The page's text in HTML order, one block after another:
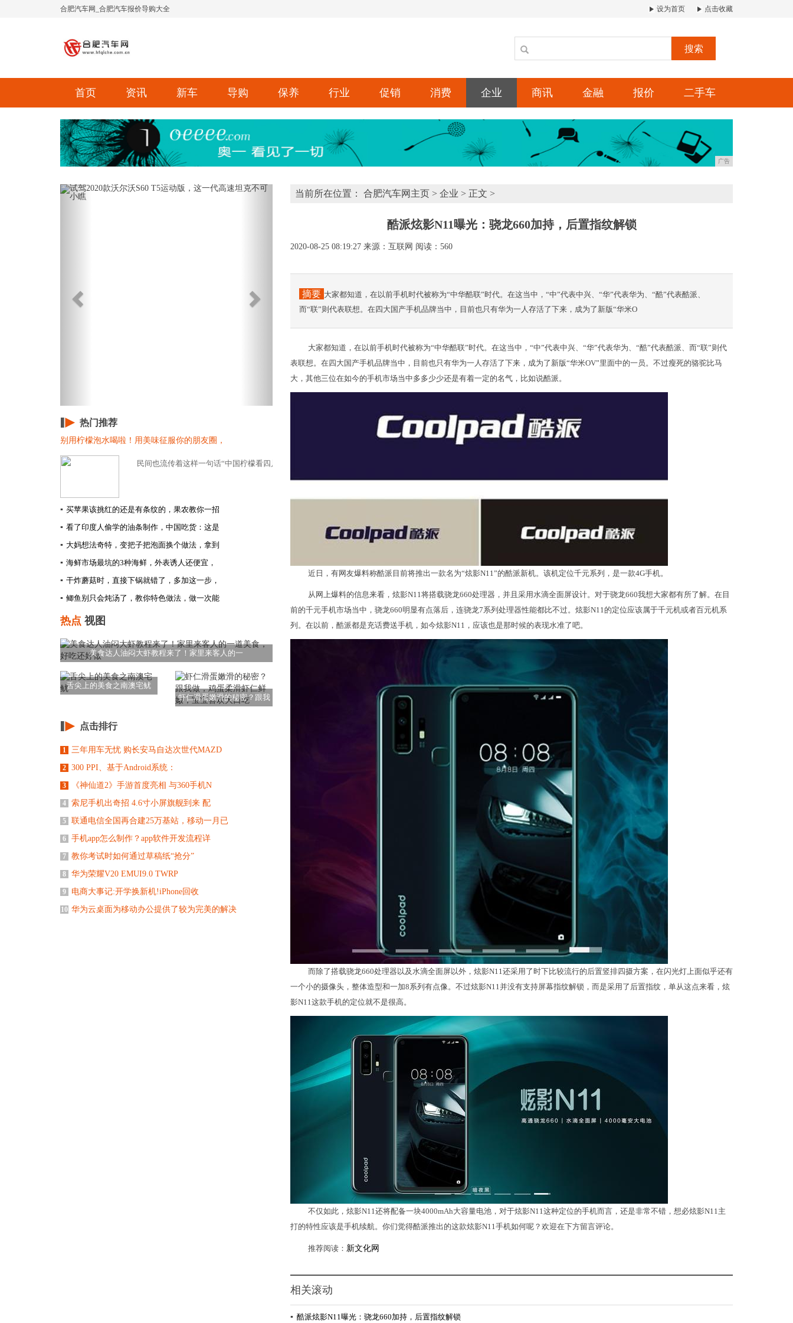
合肥汽车网_合肥汽车报价导购大全 设为首页 点击收藏
搜索
首页 资讯 新车 导购 保养 行业 促销 消费 企业 商讯 金融 报价 二手车
广告
Previous Next
热门推荐
别用柠檬泡水喝啦！用美味征服你的朋友圈，
民间也流传着这样一句话“中国柠檬看四川，四川柠檬看安岳”安岳柠檬的品质堪称一...
▪ 买苹果该挑红的还是有条纹的，果农教你一招
▪ 看了印度人偷学的油条制作，中国吃货：这是
▪ 大妈想法奇特，变把子把泡面换个做法，拿到
▪ 海鲜市场最坑的3种海鲜，外表诱人还便宜，
▪ 干炸蘑菇时，直接下锅就错了，多加这一步，
▪ 鲫鱼别只会炖汤了，教你特色做法，做一次能
热点 视图
美食达人油闷大虾教程来了！家里来客人的一
舌尖上的美食之南澳宅鱿
虾仁滑蛋嫩滑的秘密？跟我
点击排行
1 三年用车无忧 购长安马自达次世代MAZD
2 300 PPI、基于Android系统：
3 《神仙道2》手游首度亮相 与360手机N
4 索尼手机出奇招 4.6寸小屏旗舰到来 配
5 联通电信全国再合建25万基站，移动一月已
6 手机app怎么制作？app软件开发流程详
7 教你考试时如何通过草稿纸“抢分”
8 华为荣耀V20 EMUI9.0 TWRP
9 电商大事记:开学换新机!iPhone回收
10 华为云桌面为移动办公提供了较为完美的解决
当前所在位置： 合肥汽车网主页 > 企业 > 正文 >
酷派炫影N11曝光：骁龙660加持，后置指纹解锁
2020-08-25 08:19:27 来源：互联网 阅读：560
摘要 大家都知道，在以前手机时代被称为“中华酷联”时代。在这当中，“中”代表中兴、“华”代表华为、“酷”代表酷派、
而“联”则代表联想。在四大国产手机品牌当中，目前也只有华为一人存活了下来，成为了新版“华米O
大家都知道，在以前手机时代被称为“中华酷联”时代。在这当中，“中”代表中兴、“华”代表华为、“酷”代表酷派、而“联”则代
表联想。在四大国产手机品牌当中，目前也只有华为一人存活了下来，成为了新版“华米OV”里面中的一员。不过瘦死的骆驼比马
大，其他三位在如今的手机市场当中多多少少还是有着一定的名气，比如说酷派。
近日，有网友爆料称酷派目前将推出一款名为“炫影N11”的酷派新机。该机定位千元系列，是一款4G手机。
从网上爆料的信息来看，炫影N11将搭载骁龙660处理器，并且采用水滴全面屏设计。对于骁龙660我想大家都有所了解。在目
前的千元手机市场当中，骁龙660明显有点落后，连骁龙7系列处理器性能都比不过。炫影N11的定位应该属于千元机或者百元机系
列。在以前，酷派都是充话费送手机，如今炫影N11，应该也是那时候的表现水准了吧。
而除了搭载骁龙660处理器以及水滴全面屏以外，炫影N11还采用了时下比较流行的后置竖排四摄方案，在闪光灯上面似乎还有
一个小的摄像头，整体造型和一加8系列有点像。不过炫影N11并没有支持屏幕指纹解锁，而是采用了后置指纹，单从这点来看，炫
影N11这款手机的定位就不是很高。
不仅如此，炫影N11还将配备一块4000mAh大容量电池，对于炫影N11这种定位的手机而言，还是非常不错，想必炫影N11主
打的特性应该是手机续航。你们觉得酷派推出的这款炫影N11手机如何呢？欢迎在下方留言评论。
推荐阅读： 新文化网
相关滚动
▪ 酷派炫影N11曝光：骁龙660加持，后置指纹解锁